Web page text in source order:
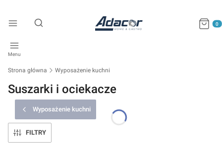
Otwórz wyszukiwarkę
Menu
Strona główna Wyposażenie kuchni
Suszarki i ociekacze
Wyposażenie kuchni
FILTRY